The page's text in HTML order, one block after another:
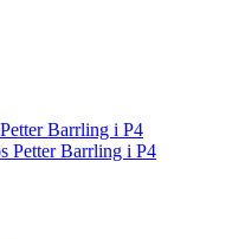
Barrling i P4
Petter Barrling i P4